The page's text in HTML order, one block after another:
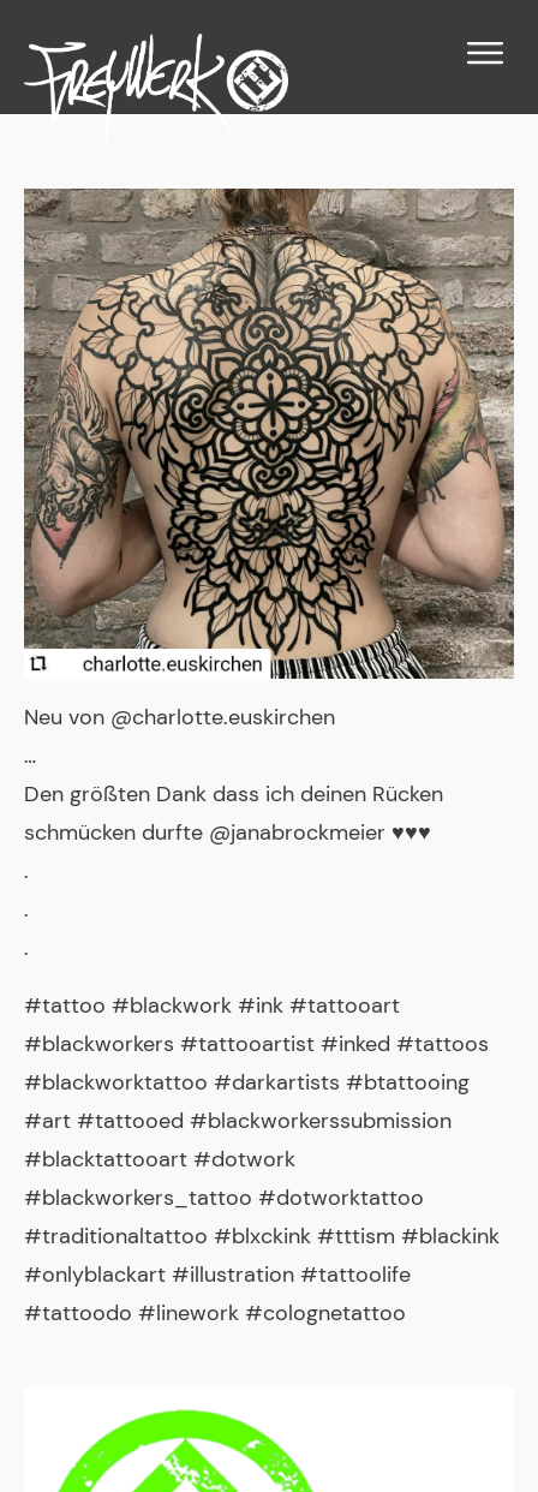
Neu von @charlotte.euskirchen
…
Den größten Dank dass ich deinen Rücken
schmücken durfte @janabrockmeier ♥️♥️♥️
.
.
.
#tattoo #blackwork #ink #tattooart
#blackworkers #tattooartist #inked #tattoos
#blackworktattoo #darkartists #btattooing
#art #tattooed #blackworkerssubmission
#blacktattooart #dotwork
#blackworkers_tattoo #dotworktattoo
#traditionaltattoo #blxckink #tttism #blackink
#onlyblackart #illustration #tattoolife
#tattoodo #linework #colognetattoo